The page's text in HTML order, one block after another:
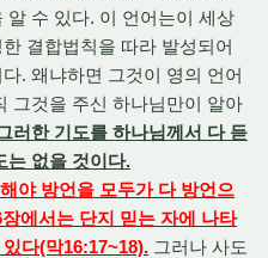
알 수 있다. 이 언어는이 세상
결합법칙을 따라 발성되어
. 왜냐하면 그것이 영의 언어
그것을 주신 하나님만이 알아
러한 기도를 하나님께서 다 듣
는 없을 것이다.
야 방언을 모두가 다 방언으
에서는 단지 믿는 자에 나타
다(막16:17~18). 그러나 사도